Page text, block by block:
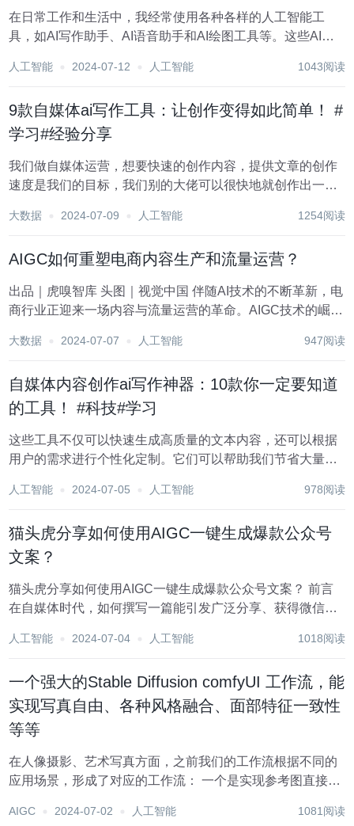
在日常工作和生活中，我经常使用各种各样的人工智能工
具，如AI写作助手、AI语音助手和AI绘图工具等。这些AI工
务。作为一名AI工具的忠实爱好者，我搜集了许多免费的AI
人工智能 2024-07-12 人工智能 1043阅读
9款自媒体ai写作工具：让创作变得如此简单！ #
学习#经验分享
我们做自媒体运营，想要快速的创作内容，提供文章的创作
速度是我们的目标，我们别的大佬可以很快地就创作出一篇
作技巧，下面小编就跟大家分享如何利用自媒体工具辅助自
大数据 2024-07-09 人工智能 1254阅读
AIGC如何重塑电商内容生产和流量运营？
出品｜虎嗅智库 头图｜视觉中国 伴随AI技术的不断革新，电
商行业正迎来一场内容与流量运营的革命。AIGC技术的崛
运营方面前所未有的变革。 本文将探讨AIGC如何重塑电商
大数据 2024-07-07 人工智能 947阅读
自媒体内容创作ai写作神器：10款你一定要知道
的工具！ #科技#学习
这些工具不仅可以快速生成高质量的文本内容，还可以根据
用户的需求进行个性化定制。它们可以帮助我们节省大量的
为大家详细介绍几个AI写作工具，让你在写作领域更上一层
人工智能 2024-07-05 人工智能 978阅读
猫头虎分享如何使用AIGC一键生成爆款公众号
文案？
猫头虎分享如何使用AIGC一键生成爆款公众号文案？ 前言
在自媒体时代，如何撰写一篇能引发广泛分享、获得微信平
天，猫头虎将为大家揭秘如何利用AIGC（人工智能生成内
人工智能 2024-07-04 人工智能 1018阅读
一个强大的Stable Diffusion comfyUI 工作流，能
实现写真自由、各种风格融合、面部特征一致性
等等
在人像摄影、艺术写真方面，之前我们的工作流根据不同的
应用场景，形成了对应的工作流： 一个是实现参考图直接换
AI摄影新突破： ComfyUI定制您的专属写真，轻松实现月入
AIGC 2024-07-02 人工智能 1081阅读